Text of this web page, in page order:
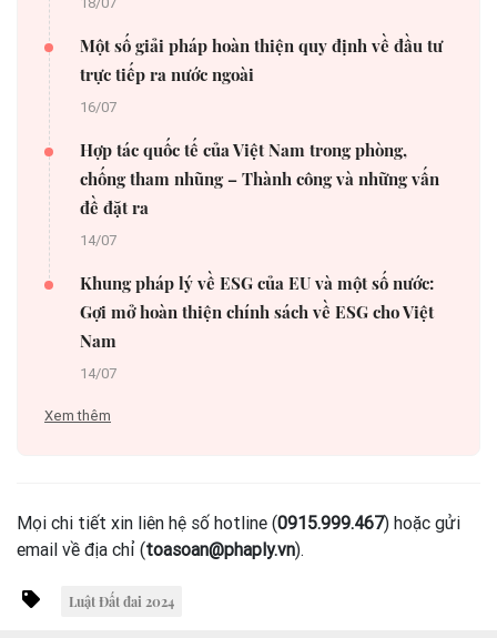
Một số giải pháp hoàn thiện quy định về đầu tư
trực tiếp ra nước ngoài
16/07
Hợp tác quốc tế của Việt Nam trong phòng,
chống tham nhũng – Thành công và những vấn
đề đặt ra
14/07
Khung pháp lý về ESG của EU và một số nước:
Gợi mở hoàn thiện chính sách về ESG cho Việt
Nam
14/07
Xem thêm
Mọi chi tiết xin liên hệ số hotline (0915.999.467) hoặc gửi
email về địa chỉ (toasoan@phaply.vn).
Luật Đất đai 2024